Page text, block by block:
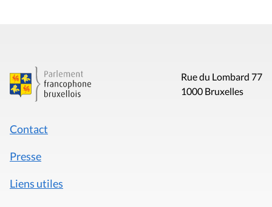
Rue du Lombard 77
1000 Bruxelles
Contact
Presse
Liens utiles